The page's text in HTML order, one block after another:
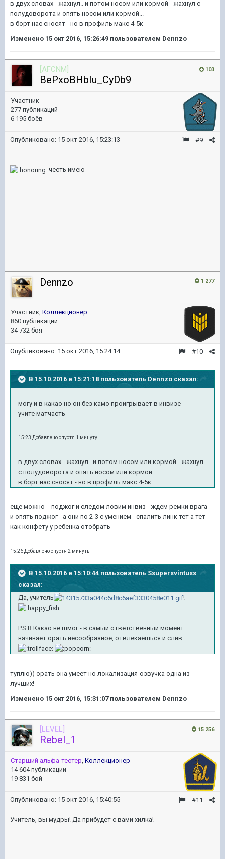
в двух словах - жахнул.. и потом носом или кормой - жахнул с
полудоворота и опять носом или кормой...
в борт нас сносят - но в профиль макс 4-5к
Изменено 15 окт 2016, 15:26:49 пользователем Dennzo
103
[AFCNM]
BePxoBHbIu_CyDb9
Участник
277 публикаций
6 195 боёв
#9
Опубликовано: 15 окт 2016, 15:23:13
честь имею
1 277
Dennzo
Участник, Коллекционер
860 публикаций
34 732 боя
#10
Опубликовано: 15 окт 2016, 15:24:14
В 15.10.2016 в 15:21:18 пользователь Dennzo сказал:
могу и в какао но он без камо проигрывает в инвизе
учите матчасть
15:23 Добавлено спустя 1 минуту
в двух словах - жахнул.. и потом носом или кормой - жахнул
с полудоворота и опять носом или кормой...
в борт нас сносят - но в профиль макс 4-5к
еще можно - поджог и следом ловим инвиз - ждем ремки врага -
и опять поджог - а они по 2-3 с умением - спалить линк тет а тет
как конфету у ребенка отобрать
15:26 Добавлено спустя 2 минуты
В 15.10.2016 в 15:10:44 пользователь Ssupersvintuss
сказал:
Да, учитель
!
P.S.В Какао не шмог - в самый ответственный момент
начинает орать несообразное, отвлекаешься и слив
.
туплю)) орать она умеет но локализация-озвучка одна из
лучших!
Изменено 15 окт 2016, 15:31:07пользователем Dennzo
15 256
[LEVEL]
Rebel_1
Старший альфа-тестер, Коллекционер
14 604 публикации
19 831 бой
#11
Опубликовано: 15 окт 2016, 15:40:55
Учитель, вы мудры! Да прибудет с вами хилка!